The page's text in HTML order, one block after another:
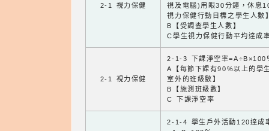
2-1 視力保健
視及電腦)用眼30分鐘，休息
視力保健行動目標之學生人數
B【受調查學生人數】
C學生視力保健行動平均達成
2-1 視力保健
2-1-3 下課淨空率=A÷B×100
A【每節下課有90%以上的學
室外的班級數】
B【施測班級數】
C 下課淨空率
2-1-4 學生戶外活動120達成